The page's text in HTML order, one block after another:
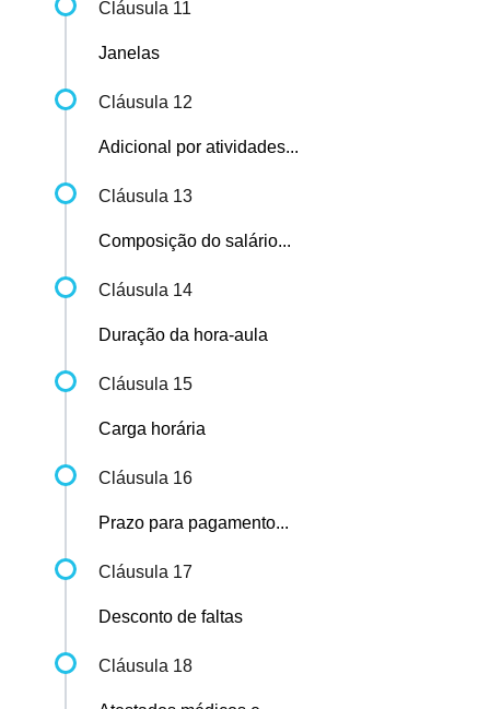
Cláusula 11
Janelas
Cláusula 12
Adicional por atividades...
Cláusula 13
Composição do salário...
Cláusula 14
Duração da hora-aula
Cláusula 15
Carga horária
Cláusula 16
Prazo para pagamento...
Cláusula 17
Desconto de faltas
Cláusula 18